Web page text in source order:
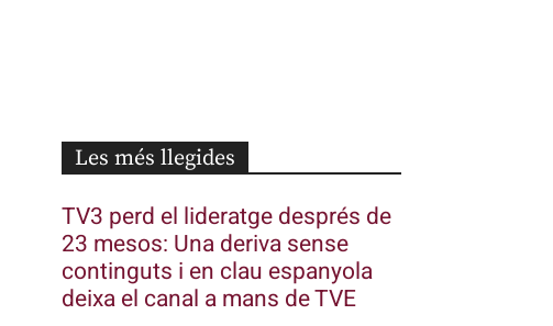
Les més llegides
TV3 perd el lideratge després de
23 mesos: Una deriva sense
continguts i en clau espanyola
deixa el canal a mans de TVE